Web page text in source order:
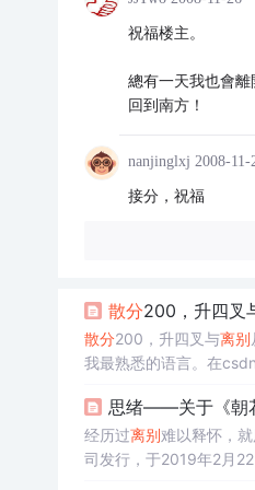
祝福楼主。
總有一天我也會離
回到南方！
nanjinglxj 2008-11-
接分，祝福
散分200，升四叉
散分200，升四叉与离别
我最熟悉的语言。在
动代思绪——关于《
经历过离别难以释怀，
司发行，于2019年2月